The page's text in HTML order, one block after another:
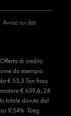
Avviso sui dati
di credito
da esempio
€ 53,3 Tan fisso
€ 639,6, 24
totale dovuto dal
9,54% Taeg